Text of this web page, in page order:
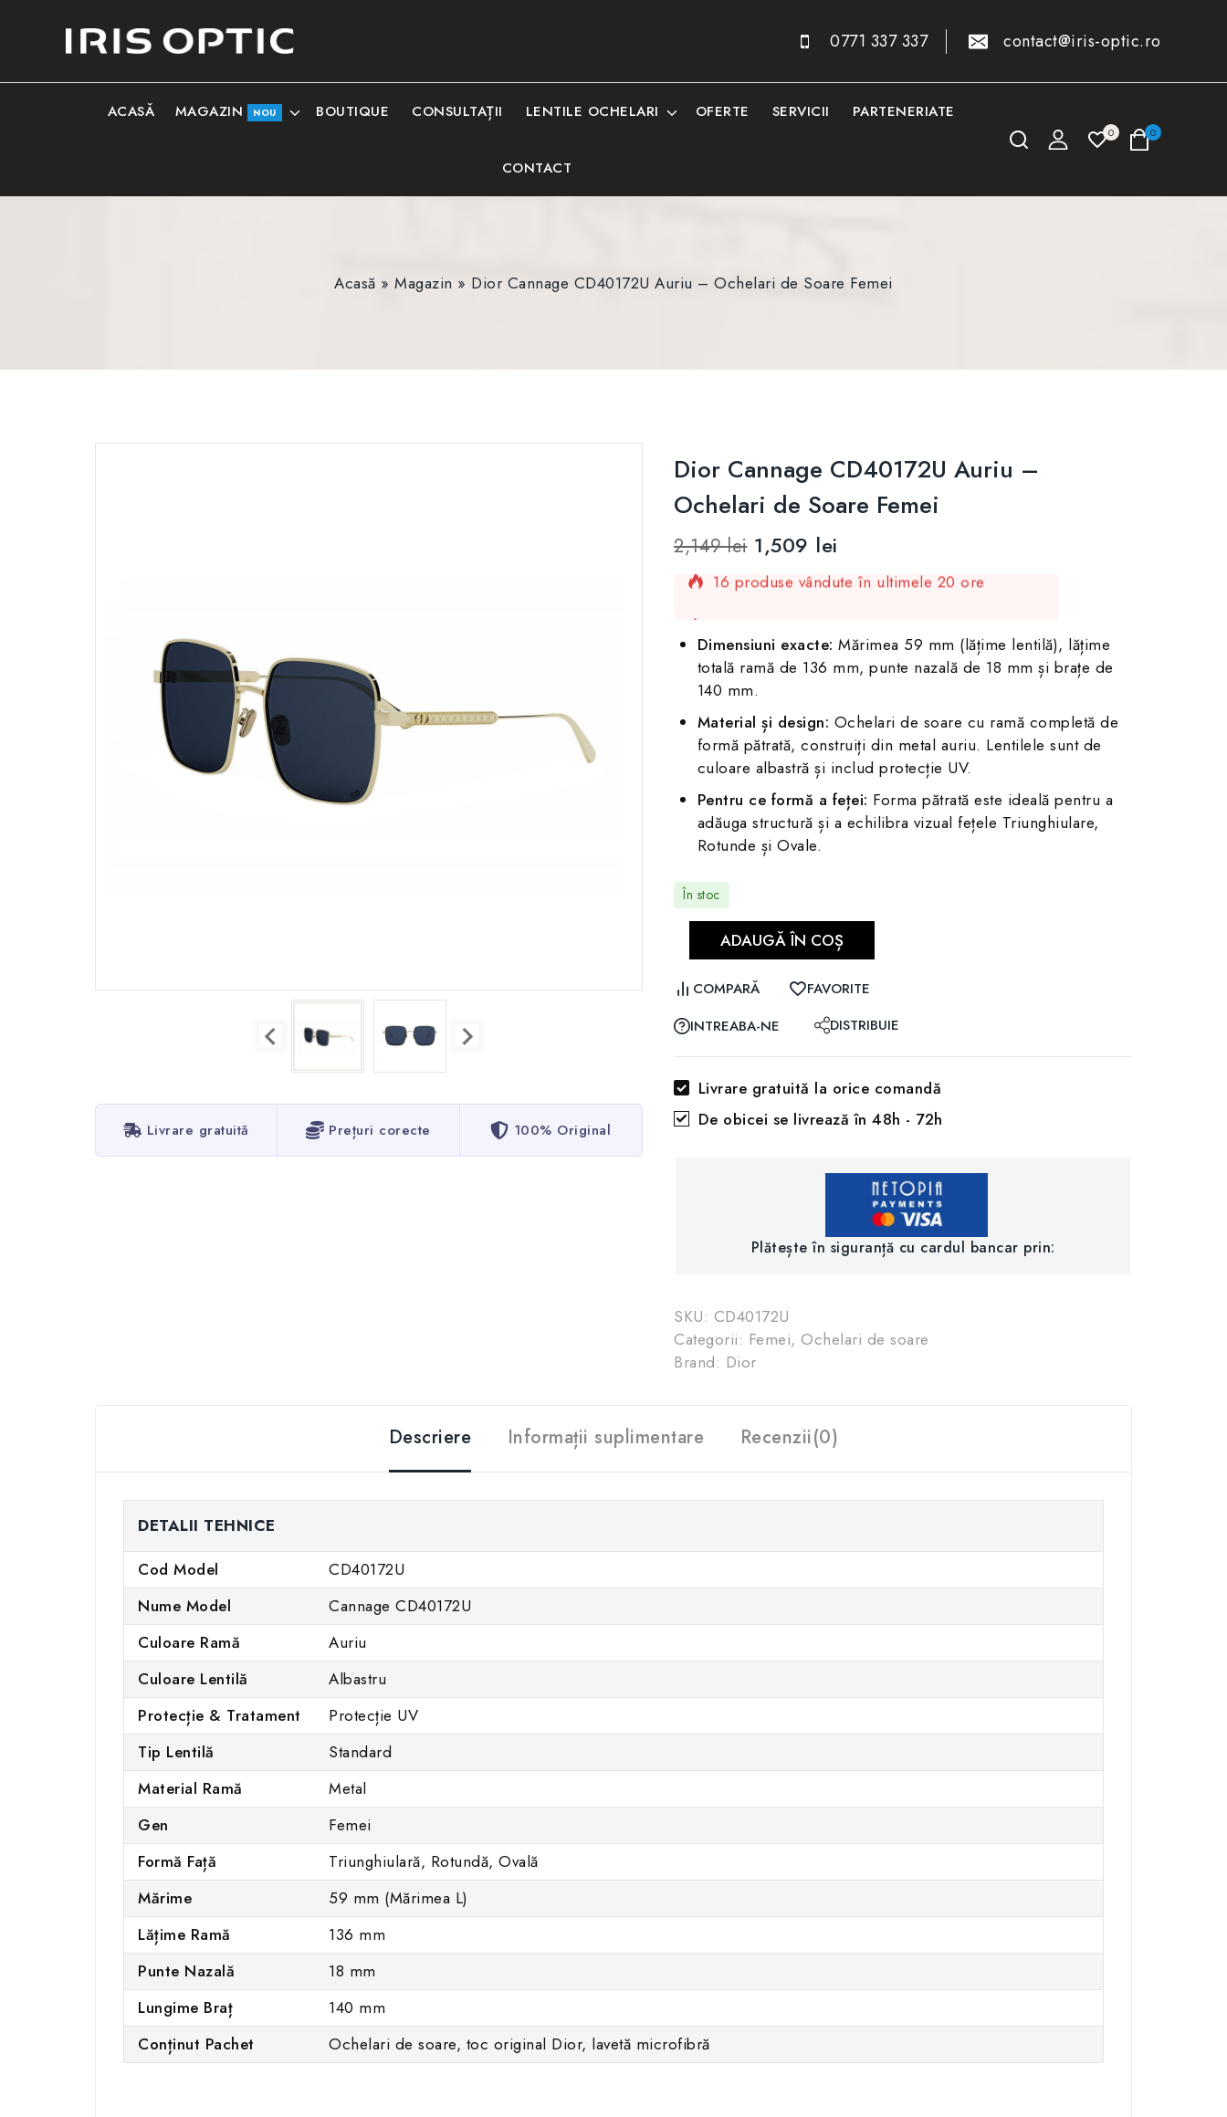
0771 337 337 contact@iris-optic.ro
ACASĂ MAGAZIN NOU BOUTIQUE CONSULTAȚII LENTILE OCHELARI OFERTE SERVICII PARTENERIATE
CONTACT
0 0
Acasă »Magazin » Dior Cannage CD40172U Auriu – Ochelari de Soare Femei
Livrare gratuită Prețuri corecte 100% Original
Dior Cannage CD40172U Auriu –
Ochelari de Soare Femei
2,149lei 1,509 lei
16 produse vândute în ultimele 20 ore
Se vinde rapid! 8 persoane au în coș produsul
Dimensiuni exacte: Mărimea 59 mm (lățime lentilă), lățime
totală ramă de 136 mm, punte nazală de 18 mm și brațe de
140 mm.
Material și design: Ochelari de soare cu ramă completă de
formă pătrată, construiți din metal auriu. Lentilele sunt de
culoare albastră și includ protecție UV.
Pentru ce formă a feței: Forma pătrată este ideală pentru a
adăuga structură și a echilibra vizual fețele Triunghiulare,
Rotunde și Ovale.
În stoc
ADAUGĂ ÎN COȘ
COMPARĂ
FAVORITE
INTREABA-NE
DISTRIBUIE
Livrare gratuită la orice comandă
De obicei se livrează în 48h - 72h
Plătește în siguranță cu cardul bancar prin:
SKU: CD40172U
Categorii: Femei, Ochelari de soare
Brand: Dior
Descriere Informații suplimentare Recenzii(0)
DETALII TEHNICE
Cod Model
CD40172U
Nume Model
Cannage CD40172U
Culoare Ramă
Auriu
Culoare Lentilă
Albastru
Protecție & Tratament
Protecție UV
Tip Lentilă
Standard
Material Ramă
Metal
Gen
Femei
Formă Față
Triunghiulară, Rotundă, Ovală
Mărime
59 mm (Mărimea L)
Lățime Ramă
136 mm
Punte Nazală
18 mm
Lungime Braț
140 mm
Conținut Pachet
Ochelari de soare, toc original Dior, lavetă microfibră